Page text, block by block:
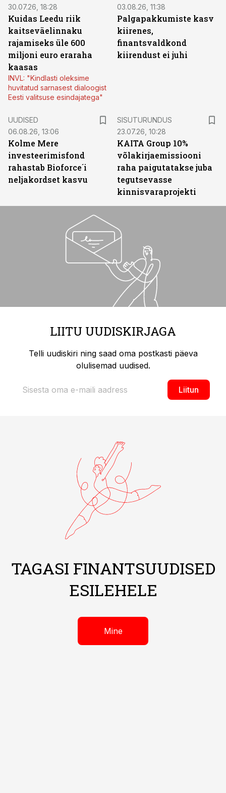
30.07.26, 18:28
Kuidas Leedu riik
kaitseväelinnaku
rajamiseks üle 600
miljoni euro eraraha
kaasas
INVL: "Kindlasti oleksime
huvitatud sarnasest dialoogist
Eesti valitsuse esindajatega"
03.08.26, 11:38
Palgapakkumiste kasv
kiirenes,
finantsvaldkond
kiirendust ei juhi
UUDISED
06.08.26, 13:06
Kolme Mere
investeerimisfond
rahastab Bioforce´i
neljakordset kasvu
SISUTURUNDUS
23.07.26, 10:28
KAITA Group 10%
võlakirjaemissiooni
raha paigutatakse juba
tegutsevasse
kinnisvaraprojekti
LIITU UUDISKIRJAGA
Telli uudiskiri ning saad oma postkasti päeva
olulisemad uudised.
Liitun
TAGASI FINANTSUUDISED
ESILEHELE
Mine